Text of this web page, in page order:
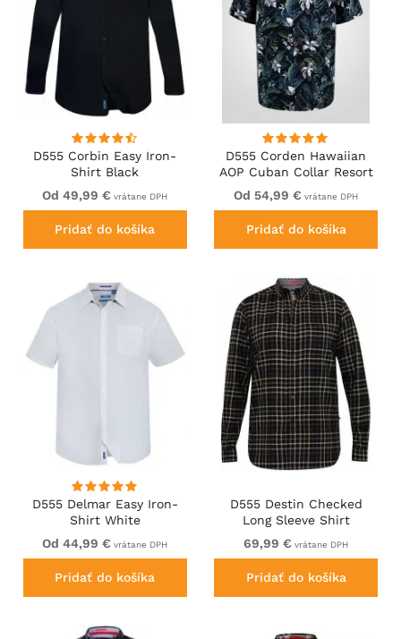
D555 Corbin Easy Iron-
Shirt Black
Od 49,99 € vrátane DPH
Pridať do košíka
D555 Corden Hawaiian
AOP Cuban Collar Resort
Short Sleeve Navy
Od 54,99 € vrátane DPH
Pridať do košíka
D555 Delmar Easy Iron-
Shirt White
Od 44,99 € vrátane DPH
Pridať do košíka
D555 Destin Checked
Long Sleeve Shirt
Black/Tan Check
69,99 € vrátane DPH
Pridať do košíka